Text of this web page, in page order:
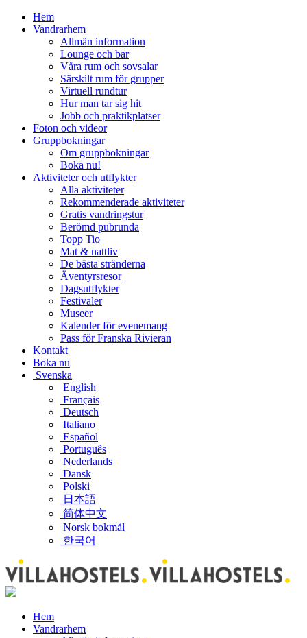
Hem
Vandrarhem
Allmän information
Lounge och bar
Våra rum och sovsalar
Särskilt rum för grupper
Virtuell rundtur
Hur man tar sig hit
Jobb och praktikplatser
Foton och videor
Gruppbokningar
Om gruppbokningar
Boka nu!
Aktiviteter och utflykter
Alla aktiviteter
Rekommenderade aktiviteter
Gratis vandringstur
Berömd pubrunda
Topp Tio
Mat & nattliv
De bästa stränderna
Äventyrsresor
Dagsutflykter
Festivaler
Museer
Kalender för evenemang
Pass för Franska Rivieran
Kontakt
Boka nu
Svenska
English
Français
Deutsch
Italiano
Español
Português
Nederlands
Dansk
Polski
日本語
简体中文
Norsk bokmål
한국어
Hem
Vandrarhem